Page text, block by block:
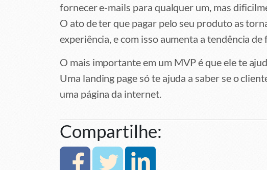
fornecer e-mails para qualquer um, mas
O ato de ter que pagar pelo seu produto as
experiência, e com isso aumenta a tendência de
O mais importante em um MVP é que ele te
Uma landing page só te ajuda a saber se o
uma página da internet.
Compartilhe: